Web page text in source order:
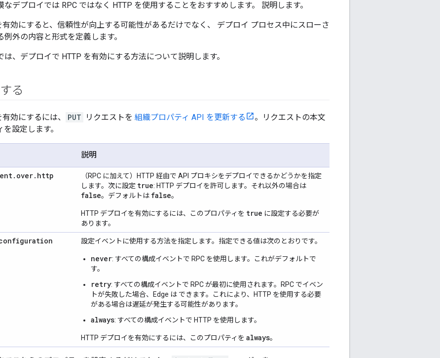
なデプロイでは RPC ではなく HTTP を使用することをおすすめします。 説明します。
有効にすると、信頼性が向上する可能性があるだけでなく、 デプロイ プロセス中にスローさ
外の内容と形式を定義します。
は、デプロイで HTTP を有効にする方法について説明します。
る
効にするには、 PUT リクエストを 組織プロパティ API を更新する
。リクエストの本文
設定します。
説明
. over. http
（RPC に加えて）HTTP 経由で API プロキシをデプロイできるかどうかを指定
します。次に設定 true: HTTP デプロイを許可します。それ以外の場合は
false。デフォルトは false。
HTTP デプロイを有効にするには、このプロパティを true に設定する必要が
あります。
設定イベントに使用する方法を指定します。指定できる値は次のとおりです。
never: すべての構成イベントで RPC を使用します。これがデフォルトで
す。
retry: すべての構成イベントで RPC が最初に使用されます。RPC でイベン
トが失敗した場合、Edge は できます。これにより、HTTP を使用する必要
がある場合は遅延が発生する可能性があります。
always: すべての構成イベントで HTTP を使用します。
HTTP デプロイを有効にするには、このプロパティを always。